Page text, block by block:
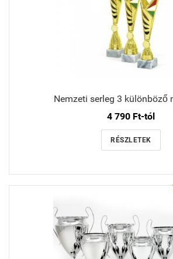
Nemzeti serleg 3 különböző
4 790 Ft-tól
RÉSZLETEK